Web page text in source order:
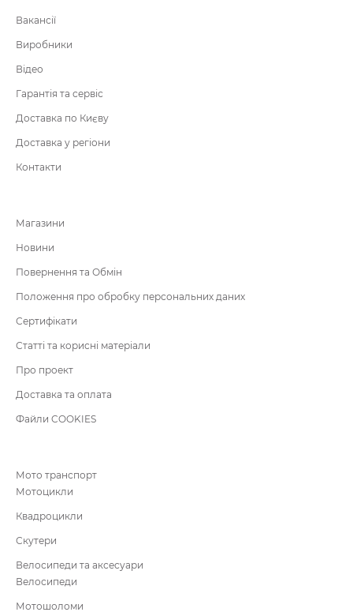
Вакансії
Виробники
Відео
Гарантія та сервіс
Доставка по Києву
Доставка у регіони
Контакти
Магазини
Новини
Повернення та Обмін
Положення про обробку персональних даних
Сертифікати
Статті та корисні матеріали
Про проект
Доставка та оплата
Файли COOKIES
Мото транспорт
Мотоцикли
Квадроцикли
Скутери
Велосипеди та аксесуари
Велосипеди
Мотошоломи